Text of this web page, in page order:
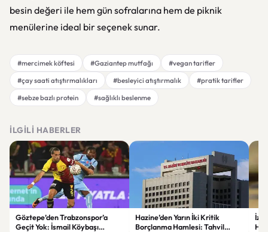
besin değeri ile hem gün sofralarına hem de piknik
menülerine ideal bir seçenek sunar.
#mercimek köftesi #Gaziantep mutfağı
#vegan tarifler
#çay saati atıştırmalıkları
#besleyici atıştırmalık
#pratik tarifler
#sebze bazlı protein
#sağlıklı beslenme
İLGILI HABERLER
Göztepe’den Trabzonspor’a
Geçit Yok: İsmail Köybaşı
Hazine’den Yarın İki Kritik
Borçlanma Hamlesi: Tahvil